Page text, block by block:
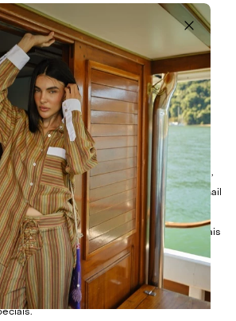
macio e úmido.
para você e não haverá
papéis de parede aplicados que
monte a sequência antes de aplicar e,
nos avise imediatamente por e-mail
o mais breve possível.
do seu painel, considere 10cm a mais
mais na altura total.